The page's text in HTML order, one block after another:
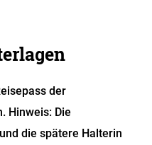
der
Hinweis: Die
die spätere Halterin